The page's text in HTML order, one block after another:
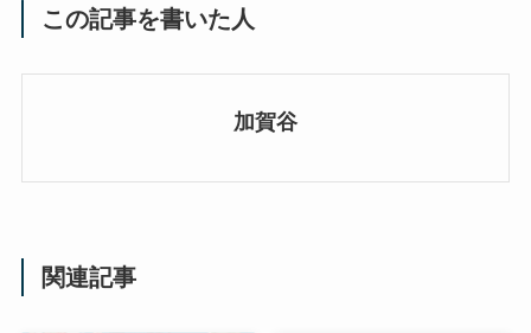
この記事を書いた人
加賀谷
関連記事